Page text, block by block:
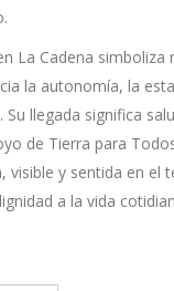
La Cadena
la autonomía, la
llegada significa
de Tierra para
visible y sentida en
a la vida